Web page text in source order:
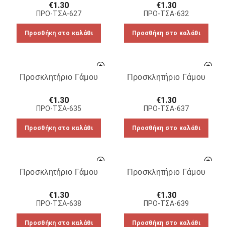
€1.30
ΠΡΟ-ΤΣΑ-627
Προσθήκη στο καλάθι
€1.30
ΠΡΟ-ΤΣΑ-632
Προσθήκη στο καλάθι
Προσκλητήριο Γάμου
€1.30
ΠΡΟ-ΤΣΑ-635
Προσθήκη στο καλάθι
Προσκλητήριο Γάμου
€1.30
ΠΡΟ-ΤΣΑ-637
Προσθήκη στο καλάθι
Προσκλητήριο Γάμου
€1.30
ΠΡΟ-ΤΣΑ-638
Προσθήκη στο καλάθι
Προσκλητήριο Γάμου
€1.30
ΠΡΟ-ΤΣΑ-639
Προσθήκη στο καλάθι